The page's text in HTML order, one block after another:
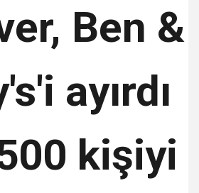
Ben &
ayırdı
kişiyi